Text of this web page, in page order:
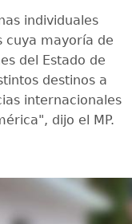
individuales
cuya mayoría de
del Estado de
destinos a
internacionales
dijo el MP.